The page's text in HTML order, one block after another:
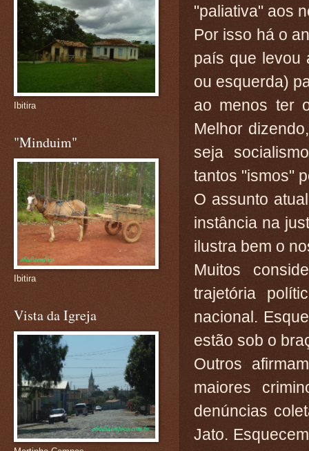
"paliativa" aos
Por isso há o
país que levou
ou esquerda)
ao menos ter
Melhor
seja
tantos "ismos"
O assunto
instância na
ilustra bem o
Muitos
trajetória
nacional.
estão sob o
Outros
maiores
denúncias
Jato.
Ibitira
"Minduim"
Ibitira
Vista da Igreja